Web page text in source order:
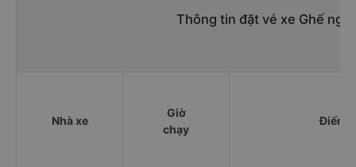
Thông tin đặt vé xe Ghế
Nhà xe
Giờ
chạy
Điểm